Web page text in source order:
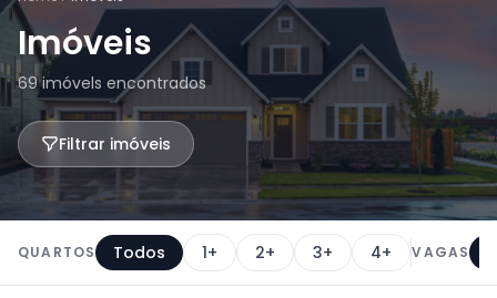
Imóveis
69 imóvels encontrados
Filtrar imóveis
QUARTOS Todos 1+ 2+ 3+ 4+ VAGAS